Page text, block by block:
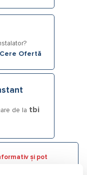
Cere Ofertă
de la tbi
și pot